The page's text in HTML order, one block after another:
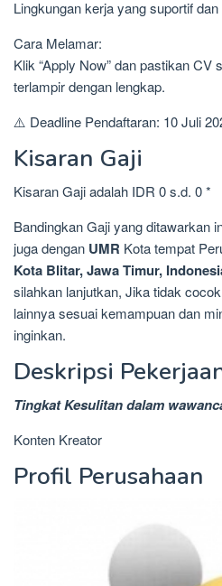
Lingkungan kerja yang suportif
Cara Melamar:
Klik “Apply Now” dan pastikan CV
terlampir dengan lengkap.
⚠️ Deadline Pendaftaran: 10 Juli
Kisaran Gaji
Kisaran Gaji adalah IDR 0 s.d. 0 *
Bandingkan Gaji yang ditawarkan
juga dengan UMR Kota tempat
Kota Blitar, Jawa Timur,
silahkan lanjutkan, Jika tidak
lainnya sesuai kemampuan dan
inginkan.
Deskripsi
Tingkat Kesulitan dalam
Konten Kreator
Profil Perusahaan